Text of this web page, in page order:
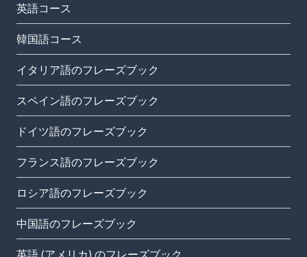
英語コース
韓国語コース
イタリア語のフレーズブック
スペイン語のフレーズブック
ドイツ語のフレーズブック
フランス語のフレーズブック
ロシア語のフレーズブック
中国語のフレーズブック